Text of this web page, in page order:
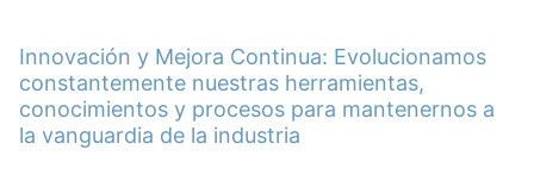
Innovación y Mejora Continua: Evolucionamos
constantemente nuestras herramientas,
conocimientos y procesos para mantenernos a
la vanguardia de la industria